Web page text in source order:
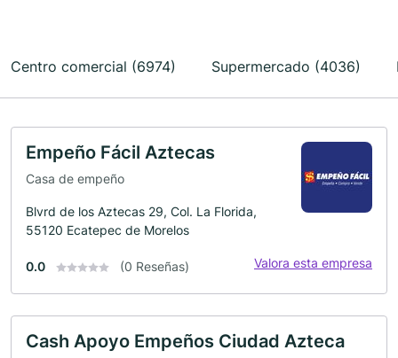
Centro comercial (6974) Supermercado (4036)
Empeño Fácil Aztecas
Casa de empeño
Blvrd de los Aztecas 29, Col. La Florida,
55120 Ecatepec de Morelos
0.0 (0 Reseñas) Valora esta empresa
Cash Apoyo Empeños Ciudad Azteca